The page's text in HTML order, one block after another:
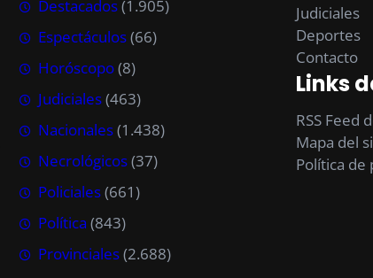
Destacados(1.905)
Espectáculos(66)
Horóscopo(8)
Judiciales(463)
Nacionales(1.438)
Necrológicos(37)
Policiales(661)
Política (843)
Provinciales(2.688)
Judiciales
Deportes
Contacto
Links
RSS Feed
Mapa del
Política de